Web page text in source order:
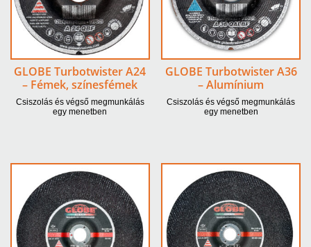
GLOBE Turbotwister A24
– Fémek, színesfémek
Csiszolás és végső megmunkálás
egy menetben
GLOBE Turbotwister A36
– Alumínium
Csiszolás és végső megmunkálás
egy menetben